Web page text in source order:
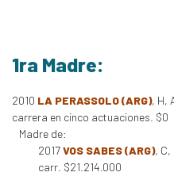
1ra Madre:
2010 LA PERASSOLO (ARG), H,
carrera en cinco actuaciones. $0
Madre de:
2017VOS SABES (ARG), C,
carr. $21.214.000